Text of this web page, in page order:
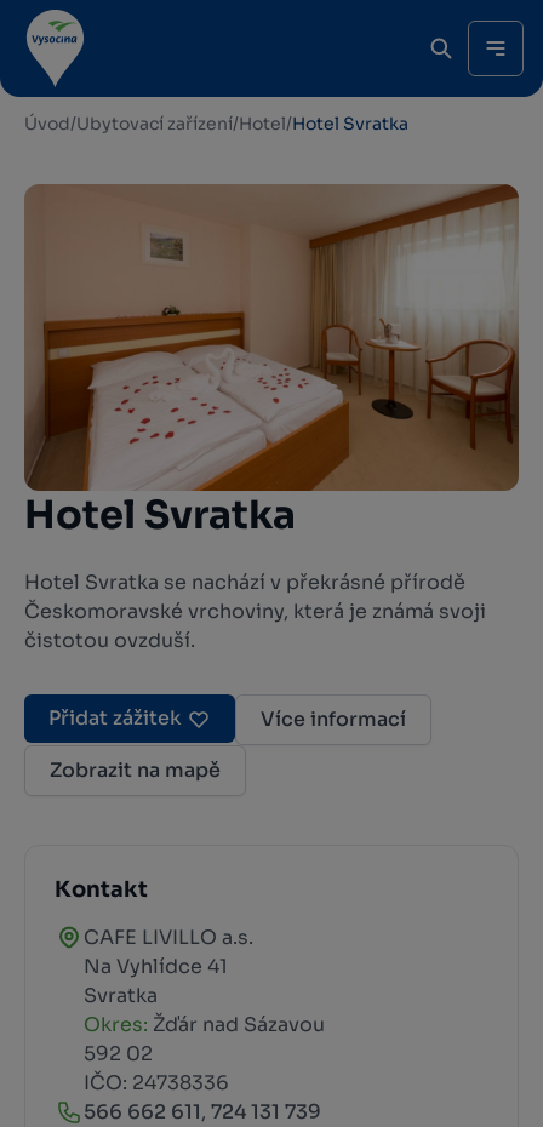
Úvod/Ubytovací zařízení/Hotel/Hotel Svratka
Hotel Svratka
Hotel Svratka se nachází v překrásné přírodě
Českomoravské vrchoviny, která je známá svoji
čistotou ovzduší.
Přidat zážitek
Více informací
Zobrazit na mapě
Kontakt
CAFE LIVILLO a.s.
Na Vyhlídce 41
Svratka
Okres: Žďár nad Sázavou
592 02
IČO: 24738336
566 662 611, 724 131 739